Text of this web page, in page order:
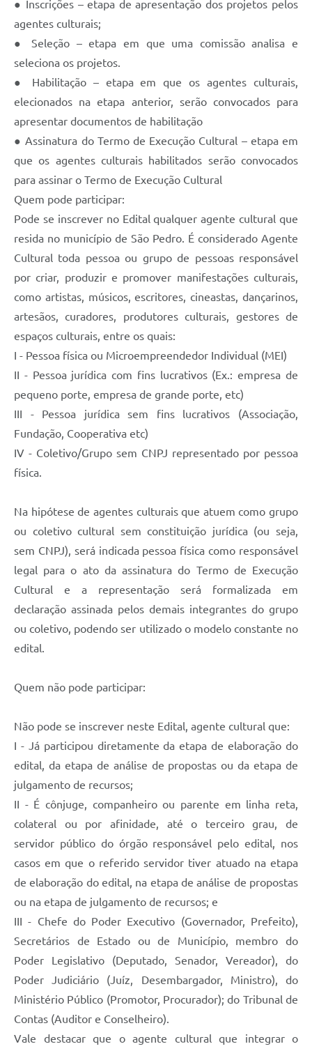
● Inscrições – etapa de apresentação dos projetos pelos
agentes culturais;
● Seleção – etapa em que uma comissão analisa e
seleciona os projetos.
● Habilitação – etapa em que os agentes culturais,
elecionados na etapa anterior, serão convocados para
apresentar documentos de habilitação
● Assinatura do Termo de Execução Cultural – etapa em
que os agentes culturais habilitados serão convocados
para assinar o Termo de Execução Cultural
Quem pode participar:
Pode se inscrever no Edital qualquer agente cultural que
resida no município de São Pedro. É considerado Agente
Cultural toda pessoa ou grupo de pessoas responsável
por criar, produzir e promover manifestações culturais,
como artistas, músicos, escritores, cineastas, dançarinos,
artesãos, curadores, produtores culturais, gestores de
espaços culturais, entre os quais:
I - Pessoa física ou Microempreendedor Individual (MEI)
II - Pessoa jurídica com fins lucrativos (Ex.: empresa de
pequeno porte, empresa de grande porte, etc)
III - Pessoa jurídica sem fins lucrativos (Associação,
Fundação, Cooperativa etc)
IV - Coletivo/Grupo sem CNPJ representado por pessoa
física.
Na hipótese de agentes culturais que atuem como grupo
ou coletivo cultural sem constituição jurídica (ou seja,
sem CNPJ), será indicada pessoa física como responsável
legal para o ato da assinatura do Termo de Execução
Cultural e a representação será formalizada em
declaração assinada pelos demais integrantes do grupo
ou coletivo, podendo ser utilizado o modelo constante no
edital.
Quem não pode participar:
Não pode se inscrever neste Edital, agente cultural que:
I - Já participou diretamente da etapa de elaboração do
edital, da etapa de análise de propostas ou da etapa de
julgamento de recursos;
II - É cônjuge, companheiro ou parente em linha reta,
colateral ou por afinidade, até o terceiro grau, de
servidor público do órgão responsável pelo edital, nos
casos em que o referido servidor tiver atuado na etapa
de elaboração do edital, na etapa de análise de propostas
ou na etapa de julgamento de recursos; e
III - Chefe do Poder Executivo (Governador, Prefeito),
Secretários de Estado ou de Município, membro do
Poder Legislativo (Deputado, Senador, Vereador), do
Poder Judiciário (Juíz, Desembargador, Ministro), do
Ministério Público (Promotor, Procurador); do Tribunal de
Contas (Auditor e Conselheiro).
Vale destacar que o agente cultural que integrar o